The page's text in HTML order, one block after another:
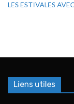
LES ESTIVALES
Liens utiles